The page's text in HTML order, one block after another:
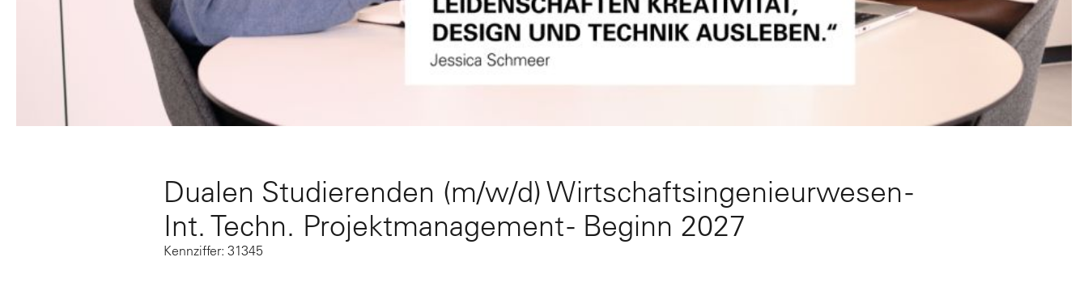
Dualen Studierenden (m/w/d) Wirtschaftsingenieurwesen -
Int. Techn. Projektmanagement - Beginn 2027
Kennziffer: 31345